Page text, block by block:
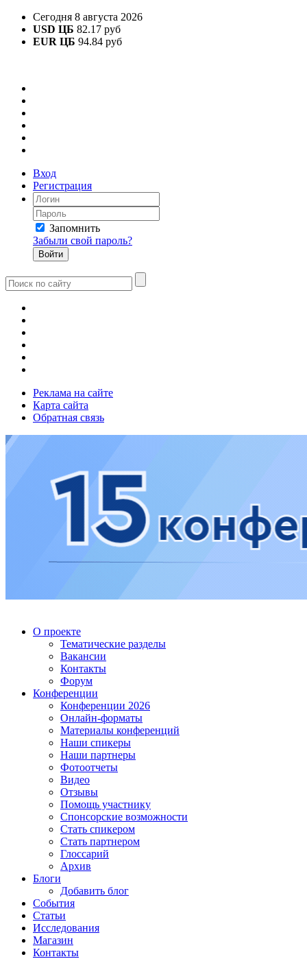
Сегодня 8 августа 2026
USD ЦБ 82.17 руб
EUR ЦБ 94.84 руб
Вход
Регистрация
Запомнить
Забыли свой пароль?
Реклама на сайте
Карта сайта
Обратная связь
О проекте
Тематические разделы
Вакансии
Контакты
Форум
Конференции
Конференции 2026
Онлайн-форматы
Материалы конференций
Наши спикеры
Наши партнеры
Фотоотчеты
Видео
Отзывы
Помощь участнику
Спонсорские возможности
Стать спикером
Стать партнером
Глоссарий
Архив
Блоги
Добавить блог
События
Статьи
Исследования
Магазин
Контакты